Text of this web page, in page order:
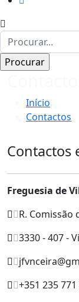
Início
Contactos
Contactos
Freguesia de
R.
3330 - 407 -
+351 235